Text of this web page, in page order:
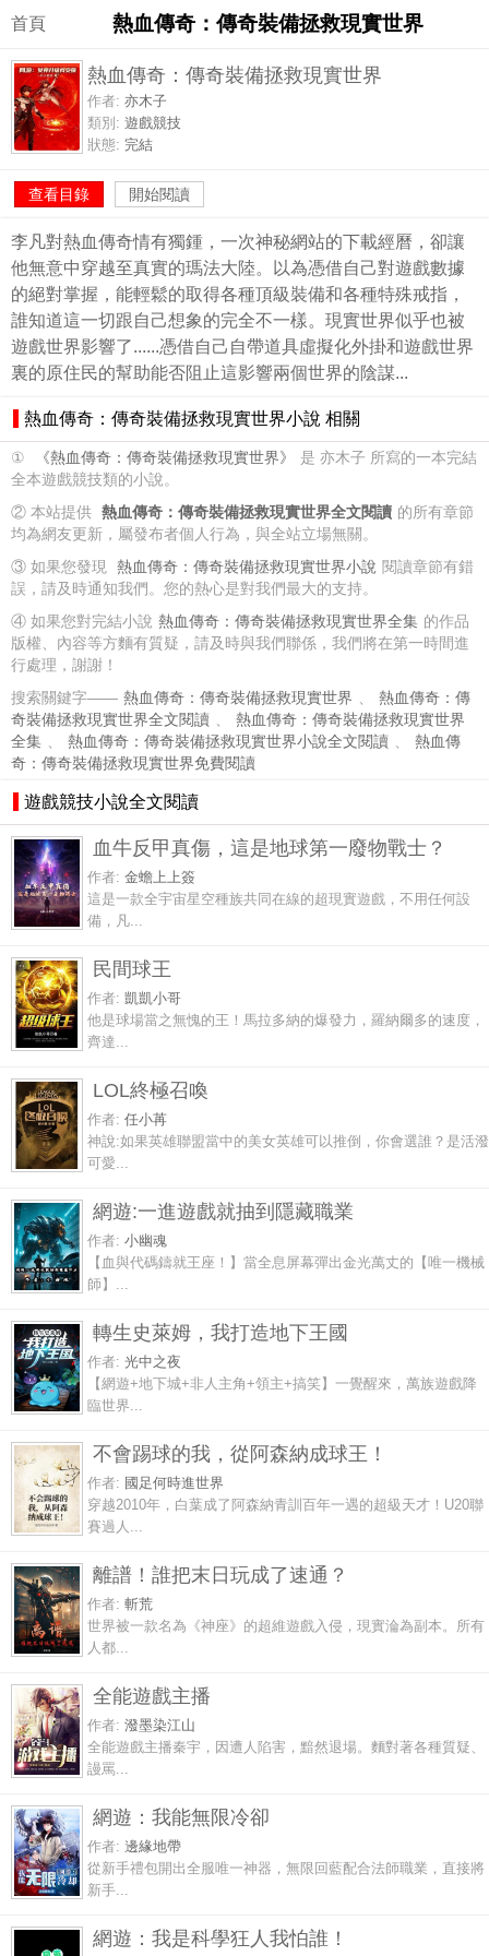
首頁 熱血傳奇：傳奇裝備拯救現實世界
熱血傳奇：傳奇裝備拯救現實世界
作者: 亦木子
類別: 遊戲競技
狀態: 完結
查看目錄 開始閱讀
李凡對熱血傳奇情有獨鍾，一次神秘網站的下載經曆，卻讓
他無意中穿越至真實的瑪法大陸。以為憑借自己對遊戲數據
的絕對掌握，能輕鬆的取得各種頂級裝備和各種特殊戒指，
誰知道這一切跟自己想象的完全不一樣。現實世界似乎也被
遊戲世界影響了......憑借自己自帶道具虛擬化外掛和遊戲世界
裏的原住民的幫助能否阻止這影響兩個世界的陰謀...
熱血傳奇：傳奇裝備拯救現實世界小說 相關
① 《熱血傳奇：傳奇裝備拯救現實世界》
是 亦木子 所寫的一本完結
全本遊戲競技類的小說。
② 本站提供 熱血傳奇：傳奇裝備拯救現實世界全文閱讀 的所有章節
均為網友更新，屬發布者個人行為，與全站立場無關。
③ 如果您發現 熱血傳奇：傳奇裝備拯救現實世界小說 閱讀章節有錯
誤，請及時通知我們。您的熱心是對我們最大的支持。
④ 如果您對完結小說 熱血傳奇：傳奇裝備拯救現實世界全集 的作品
版權、內容等方麵有質疑，請及時與我們聯係，我們將在第一時間進
行處理，謝謝！
搜索關鍵字—— 熱血傳奇：傳奇裝備拯救現實世界 、
熱血傳奇：傳
奇裝備拯救現實世界全文閱讀 、
熱血傳奇：傳奇裝備拯救現實世界
全集 、 熱血傳奇：傳奇裝備拯救現實世界小說全文閱讀 、
熱血傳
奇：傳奇裝備拯救現實世界免費閱讀
遊戲競技小說全文閱讀
血牛反甲真傷，這是地球第一廢物戰士？
作者: 金蟾上上簽
這是一款全宇宙星空種族共同在線的超現實遊戲，不用任何設
備，凡...
民間球王
作者: 凱凱小哥
他是球場當之無愧的王！馬拉多納的爆發力，羅納爾多的速度，
齊達...
LOL終極召喚
作者: 任小苒
神說:如果英雄聯盟當中的美女英雄可以推倒，你會選誰？是活潑
可愛...
網遊:一進遊戲就抽到隱藏職業
作者: 小幽魂
【血與代碼鑄就王座！】當全息屏幕彈出金光萬丈的【唯一機械
師】...
轉生史萊姆，我打造地下王國
作者: 光中之夜
【網遊+地下城+非人主角+領主+搞笑】一覺醒來，萬族遊戲降
臨世界...
不會踢球的我，從阿森納成球王！
作者: 國足何時進世界
穿越2010年，白葉成了阿森納青訓百年一遇的超級天才！U20聯
賽過人...
離譜！誰把末日玩成了速通？
作者: 斬荒
世界被一款名為《神座》的超維遊戲入侵，現實淪為副本。所有
人都...
全能遊戲主播
作者: 潑墨染江山
全能遊戲主播秦宇，因遭人陷害，黯然退場。麵對著各種質疑、
謾罵...
網遊：我能無限冷卻
作者: 邊緣地帶
從新手禮包開出全服唯一神器，無限回藍配合法師職業，直接將
新手...
網遊：我是科學狂人我怕誰！